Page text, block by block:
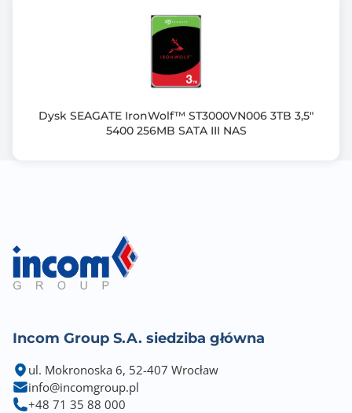
Dysk SEAGATE IronWolf™ ST3000VN006 3TB 3,5"
5400 256MB SATA III NAS
Incom Group S.A. siedziba główna
ul. Mokronoska 6, 52-407 Wrocław
info@incomgroup.pl
+48 71 35 88 000